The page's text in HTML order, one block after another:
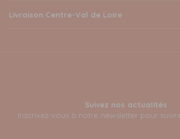
Livraison Centre-Val de Loire
Suivez nos actualités
Inscrivez-vous à notre newsletter pour